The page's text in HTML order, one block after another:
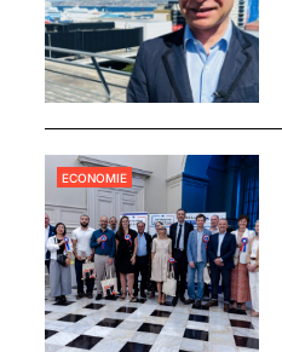
ECONOMIE